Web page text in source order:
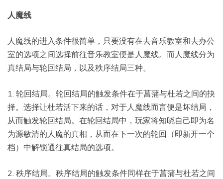
人魔线
人魔线的进入条件很简单，只要没有在去音乐教室和去办公
室的选项之间选择前往音乐教室便是人魔线。而人魔线分为
真结局与轮回结局，以及秩序结局三种。
1. 轮回结局。轮回结局的触发条件在于菖蒲与杜若之间的抉
择。选择让杜若活下来的话，对于人魔线而言便是坏结局，
从而触发轮回结局。在轮回结局中，玩家将知晓自己即为名
为源敏清的人魔的真相，从而在下一次的轮回（即新开一个
档）中解锁通往真结局的选项。
2. 秩序结局。秩序结局的触发条件同样在于菖蒲与杜若之间